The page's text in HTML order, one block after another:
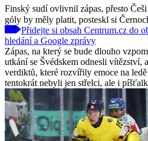
Finský sudí ovlivnil zápas, přesto
góly by měly platit, posteskl si
Přidejte si obsah Centrum.cz do
hledání a Google zprávy
Zápas, na který se bude dlouho
utkání se Švédskem odnesli vítězství,
verdiktů, které rozvířily emoce na
tentokrát nebyli jen střelci, ale i